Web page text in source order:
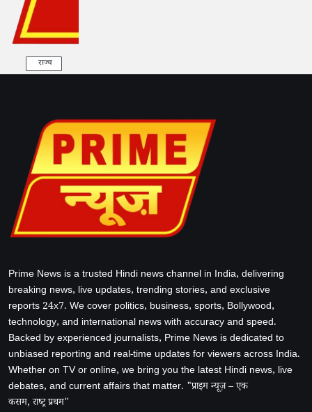
राज्य
Prime News is a trusted Hindi news channel in India, delivering
breaking news, live updates, trending stories, and exclusive
reports 24x7. We cover politics, business, sports, Bollywood,
technology, and international news with accuracy and speed.
Backed by experienced journalists, Prime News is dedicated to
unbiased reporting and real-time updates for viewers across India.
Whether on TV or online, we bring you the latest Hindi news, live
debates, and current affairs that matter. "प्राइम न्यूज़ – एक
कसम, राष्ट्र प्रथम"